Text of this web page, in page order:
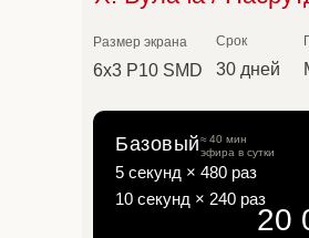
Размер экрана
6х3 P10 SMD
Срок
30 дней
Базовый≈ 40 мин
эфира в сутки
5 секунд × 480 раз
10 секунд × 240 раз
20